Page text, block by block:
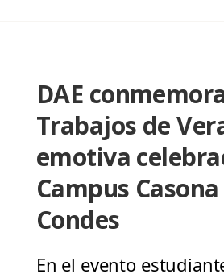
DAE
Trabajos de
emotiva
Campus
Condes
En el evento